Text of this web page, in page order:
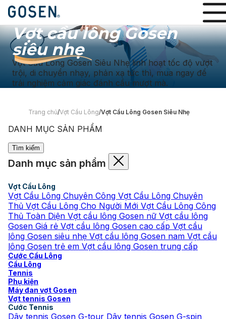
Vợt cầu lông Gosen
siêu nhẹ
Vợt Cầu Lông Gosen Siêu Nhẹ linh hoạt tốc độ vượt
trội, di chuyển nhạy, phản xạ tức thì, mua ngay để
trải nghiệm cảm giác đánh cầu mượt mà.
Trang chủ/Vợt Cầu Lông/Vợt Cầu Lông Gosen Siêu Nhẹ
DANH MỤC SẢN PHẨM
Tìm kiếm
Danh mục sản phẩm
Vợt Cầu Lông
Vợt Cầu Lông Chuyên Công Vợt Cầu Lông Chuyên
Thủ Vợt Cầu Lông Cho Người Mới Vợt Cầu Lông Công
Thủ Toàn Diện Vợt cầu lông Gosen nữ Vợt cầu lông
Gosen Giá rẻ Vợt cầu lông Gosen cao cấp Vợt cầu
lông Gosen siêu nhẹ Vợt cầu lông Gosen nam Vợt cầu
lông Gosen trẻ em Vợt cầu lông Gosen trung cấp
Cước Cầu Lông
Cầu Lông
Tennis
Phụ kiện
Máy đan vợt Gosen
Vợt tennis Gosen
Cước Tennis
Dây tennis Gosen G-tour Dây tennis Gosen G-spin